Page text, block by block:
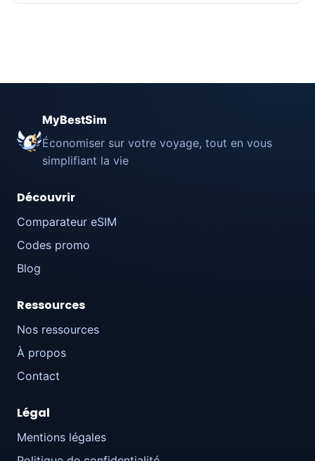
MyBestSim
Économiser sur votre voyage, tout en vous
simplifiant la vie
Découvrir
Comparateur eSIM
Codes promo
Blog
Ressources
Nos ressources
À propos
Contact
Légal
Mentions légales